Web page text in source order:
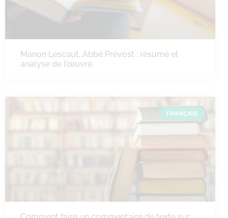
Manon Lescaut, Abbé Prévost : résumé et
analyse de l’œuvre
FRANÇAIS